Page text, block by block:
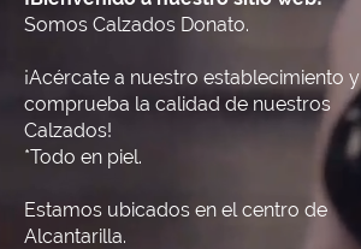
Somos Calzados Donato.
¡Acércate a nuestro establecimiento y
comprueba la calidad de nuestros
Calzados!
*Todo en piel.
Estamos ubicados en el centro de
Alcantarilla.